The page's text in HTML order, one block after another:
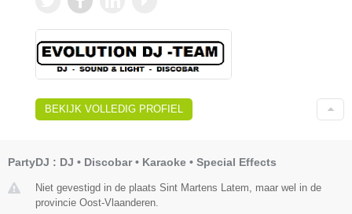
BEKIJK VOLLEDIG PROFIEL
PartyDJ : DJ • Discobar • Karaoke • Special Effects
Niet gevestigd in de plaats Sint Martens Latem, maar wel in de
provincie Oost-Vlaanderen.